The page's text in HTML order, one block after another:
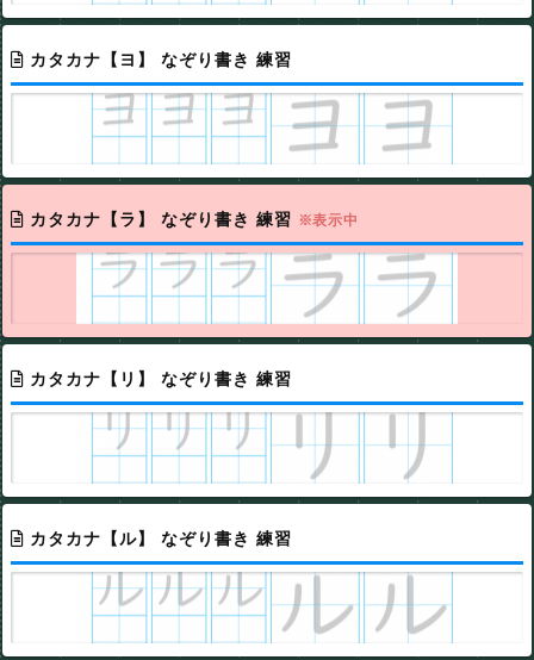
カタカナ【ヨ】 なぞり書き 練習
カタカナ【ラ】 なぞり書き 練習 ※表示中
カタカナ【リ】 なぞり書き 練習
カタカナ【ル】 なぞり書き 練習